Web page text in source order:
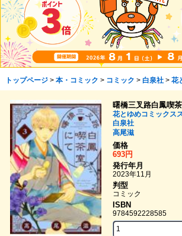
トップページ> 本・コミック > コミック > 白泉社> 花
曙橋三叉路白鳳喫
花とゆめコミックス
白泉社
高尾滋
価格
693円
発行年月
2023年11月
判型
コミック
ISBN
9784592228585